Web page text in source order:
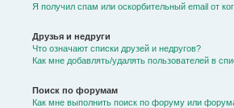
Я получил спам или оскорбительный email от
Друзья и недруги
Что означают списки друзей и недругов?
Как мне добавлять/удалять пользователей в
Поиск по форумам
Как мне выполнить поиск по форуму или